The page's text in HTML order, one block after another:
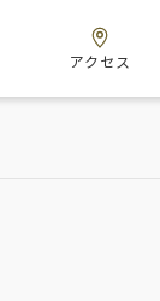
アクセス